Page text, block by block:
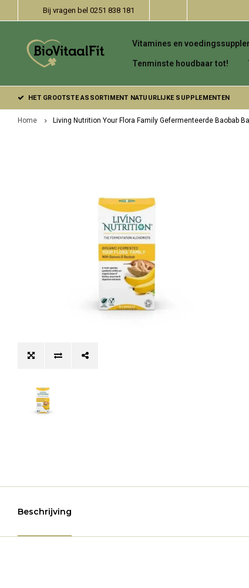
Bij vragen bel 0251 838 181
Vitamines en
Tenminste houdbaar tot!
HET GROOTSTE ASSORTIMENT NATUURLIJKE SUPPLEMENTEN
Home Living Nutrition Your Flora Family Gefermenteerde Baobab
Beschrijving